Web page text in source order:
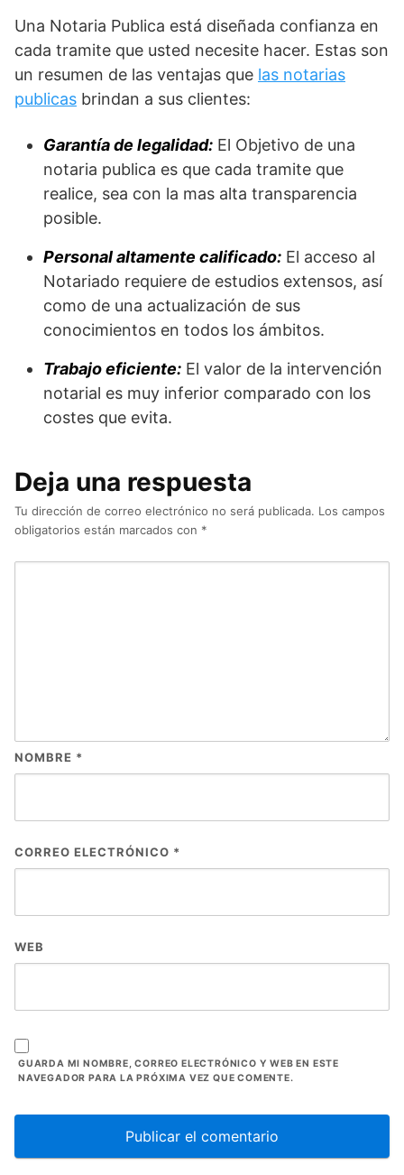
Una Notaria Publica está diseñada confianza en
cada tramite que usted necesite hacer. Estas son
un resumen de las ventajas que las notarias
publicas brindan a sus clientes:
Garantía de legalidad: El Objetivo de una
notaria publica es que cada tramite que
realice, sea con la mas alta transparencia
posible.
Personal altamente calificado: El acceso al
Notariado requiere de estudios extensos, así
como de una actualización de sus
conocimientos en todos los ámbitos.
Trabajo eficiente: El valor de la intervención
notarial es muy inferior comparado con los
costes que evita.
Deja una respuesta
Tu dirección de correo electrónico no será publicada. Los campos
obligatorios están marcados con *
NOMBRE *
CORREO ELECTRÓNICO *
WEB
GUARDA MI NOMBRE, CORREO ELECTRÓNICO Y WEB EN ESTE
NAVEGADOR PARA LA PRÓXIMA VEZ QUE COMENTE.